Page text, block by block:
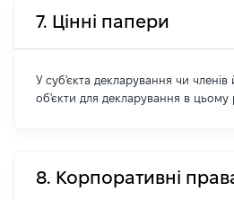
7. Цінні папери
У суб'єкта декларування чи членів
об'єкти для декларування в цьому
8. Корпоративні